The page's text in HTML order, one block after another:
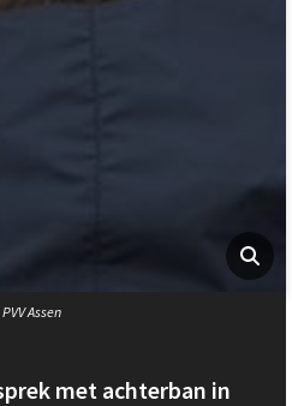
PVV Assen
met achterban in